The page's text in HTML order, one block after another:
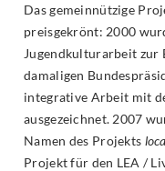
Das gemeinnützige
preisgekrönt: 2000
Jugendkulturarbeit zur
damaligen
integrative Arbeit mit
ausgezeichnet. 2007
Namen des Projekts
Projekt für den LEA /